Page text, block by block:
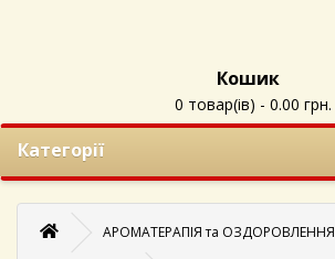
Кошик
0 товар(ів) - 0.00 грн.
Категорії
АРОМАТЕРАПІЯ та ОЗДОРОВЛЕННЯ